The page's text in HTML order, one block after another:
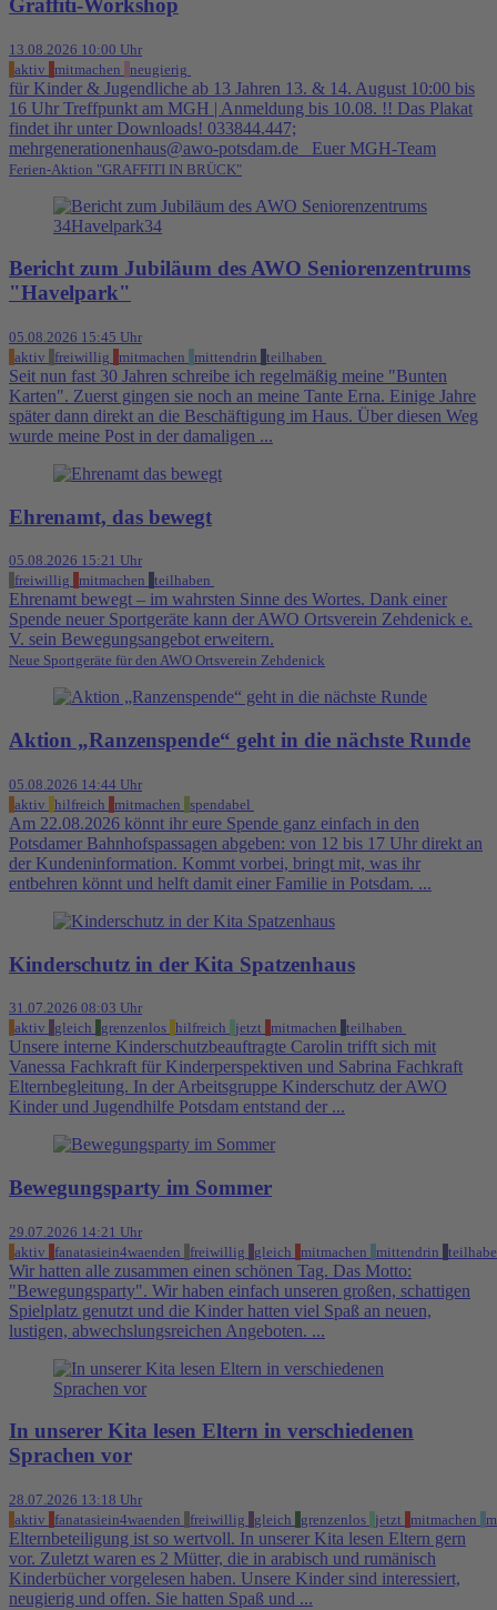
Graffiti-Workshop
13.08.2026 10:00 Uhr
aktiv
mitmachen neugierig
für Kinder & Jugendliche ab 13 Jahren 13. & 14. August 10:00 bis
16 Uhr Treffpunkt am MGH | Anmeldung bis 10.08. !! Das Plakat
findet ihr unter Downloads! 033844.447;
mehrgenerationenhaus@awo-potsdam.de Euer MGH-Team
Ferien-Aktion "GRAFFITI IN BRÜCK"
Bericht zum Jubiläum des AWO Seniorenzentrums
"Havelpark"
05.08.2026 15:45 Uhr
aktiv
freiwillig mitmachen mittendrin teilhaben
Seit nun fast 30 Jahren schreibe ich regelmäßig meine "Bunten
Karten". Zuerst gingen sie noch an meine Tante Erna. Einige Jahre
später dann direkt an die Beschäftigung im Haus. Über diesen Weg
wurde meine Post in der damaligen ...
Ehrenamt, das bewegt
05.08.2026 15:21 Uhr
freiwillig
mitmachen teilhaben
Ehrenamt bewegt – im wahrsten Sinne des Wortes. Dank einer
Spende neuer Sportgeräte kann der AWO Ortsverein Zehdenick e.
V. sein Bewegungsangebot erweitern.
Neue Sportgeräte für den AWO Ortsverein Zehdenick
Aktion „Ranzenspende“ geht in die nächste Runde
05.08.2026 14:44 Uhr
aktiv hilfreich mitmachen spendabel
Am 22.08.2026 könnt ihr eure Spende ganz einfach in den
Potsdamer Bahnhofspassagen abgeben: von 12 bis 17 Uhr direkt an
der Kundeninformation. Kommt vorbei, bringt mit, was ihr
entbehren könnt und helft damit einer Familie in Potsdam. ...
Kinderschutz in der Kita Spatzenhaus
31.07.2026 08:03 Uhr
aktiv
gleich grenzenlos hilfreich jetzt mitmachen teilhaben
Unsere interne Kinderschutzbeauftragte Carolin trifft sich mit
Vanessa Fachkraft für Kinderperspektiven und Sabrina Fachkraft
Elternbegleitung. In der Arbeitsgruppe Kinderschutz der AWO
Kinder und Jugendhilfe Potsdam entstand der ...
Bewegungsparty im Sommer
29.07.2026 14:21 Uhr
aktiv
fanatasiein4waenden freiwillig gleich mitmachen mittendrin
Wir hatten alle zusammen einen schönen Tag. Das Motto:
"Bewegungsparty". Wir haben einfach unseren großen, schattigen
Spielplatz genutzt und die Kinder hatten viel Spaß an neuen,
lustigen, abwechslungsreichen Angeboten. ...
In unserer Kita lesen Eltern in verschiedenen
Sprachen vor
28.07.2026 13:18 Uhr
aktiv
fanatasiein4waenden freiwillig gleich grenzenlos jetzt mitmachen
Elternbeteiligung ist so wertvoll. In unserer Kita lesen Eltern gern
vor. Zuletzt waren es 2 Mütter, die in arabisch und rumänisch
Kinderbücher vorgelesen haben. Unsere Kinder sind interessiert,
neugierig und offen. Sie hatten Spaß und ...